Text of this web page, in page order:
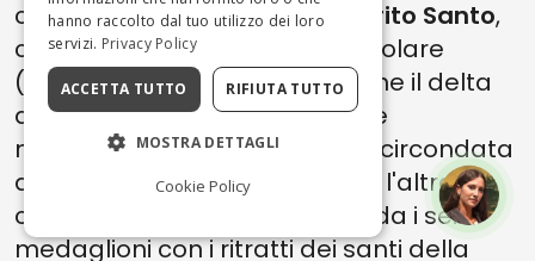
centrale: la colomba dello Spirito Santo,
coronata da un'aureola triangolare
(simbolo della Trinità, ma anche il delta
della nascita cosmica e la luce
nell'iconografia massonica) e circondata
dagli angeli. Tra una finestra e l'altra
colpiscono l'occhio di chi guarda i sei
medaglioni con i ritratti dei santi della
hanno raccolto dal tuo utilizzo dei loro
servizi. Privacy Policy
ACCETTA TUTTO RIFIUTA TUTTO
MOSTRA DETTAGLI
Cookie Policy